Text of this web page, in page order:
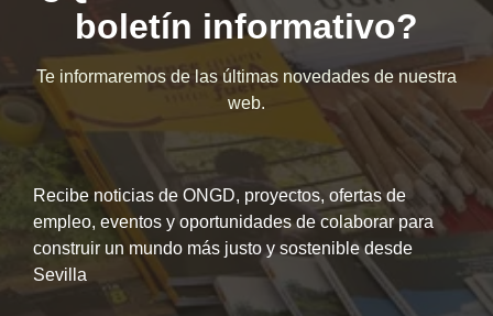
boletín informativo?
Te informaremos de las últimas novedades de nuestra
web.
Recibe noticias de ONGD, proyectos, ofertas de
empleo, eventos y oportunidades de colaborar para
construir un mundo más justo y sostenible desde
Sevilla